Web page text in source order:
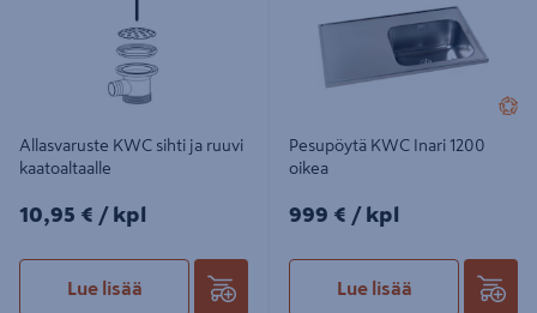
Allasvaruste KWC sihti ja ruuvi
kaatoaltaalle
10,95€/kpl
10,95 € / kpl
Lue lisää
Pesupöytä KWC Inari 1200
oikea
999€/kpl
999 € / kpl
Lue lisää